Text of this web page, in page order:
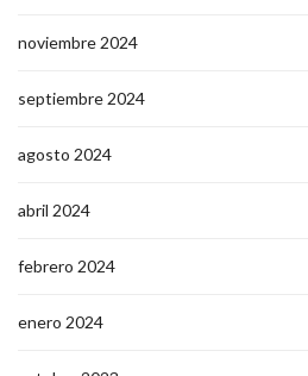
noviembre 2024
septiembre 2024
agosto 2024
abril 2024
febrero 2024
enero 2024